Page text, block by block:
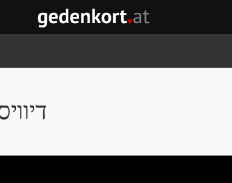
GEDENKORT - דף הבית